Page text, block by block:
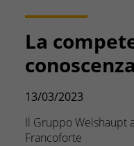
La
conoscenza
13/03/2023
Il Gruppo Weishaupt
Francoforte